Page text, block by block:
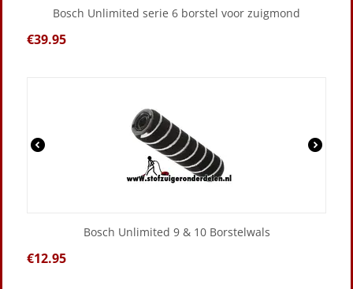
Bosch Unlimited serie 6 borstel voor zuigmond
€39.95
Bosch Unlimited 9 & 10 Borstelwals
€12.95